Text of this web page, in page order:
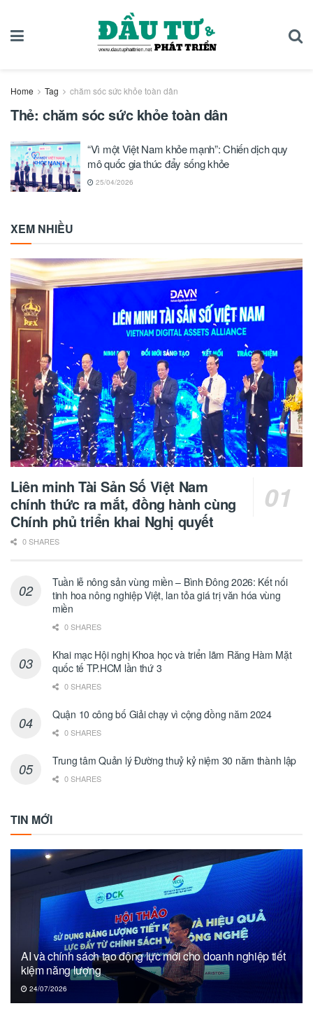
Home Tag chăm sóc sức khỏe toàn dân
Thẻ: chăm sóc sức khỏe toàn dân
“Vì một Việt Nam khỏe mạnh”: Chiến dịch quy
mô quốc gia thúc đẩy sống khỏe
25/04/2026
XEM NHIỀU
Liên minh Tài Sản Số Việt Nam
chính thức ra mắt, đồng hành cùng
Chính phủ triển khai Nghị quyết
0 SHARES
Tuần lễ nông sản vùng miền – Bình Đông 2026: Kết nối
tinh hoa nông nghiệp Việt, lan tỏa giá trị văn hóa vùng
miền
0 SHARES
Khai mạc Hội nghị Khoa học và triển lãm Răng Hàm Mặt
quốc tế TP.HCM lần thứ 3
0 SHARES
Quận 10 công bố Giải chạy vì cộng đồng năm 2024
0 SHARES
Trung tâm Quản lý Đường thuỷ kỷ niệm 30 năm thành lập
0 SHARES
TIN MỚI
AI và chính sách tạo động lực mới cho doanh nghiệp tiết
kiệm năng lượng
24/07/2026